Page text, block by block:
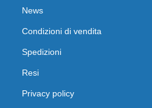
News
Condizioni di vendita
Spedizioni
Resi
Privacy policy